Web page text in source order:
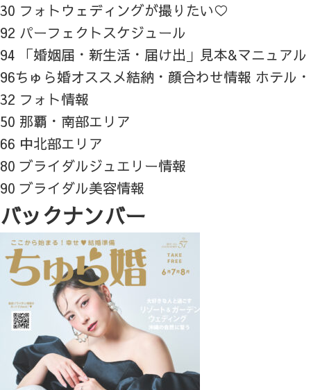
30 フォトウェディングが撮りたい♡
92 パーフェクトスケジュール
94 「婚姻届・新生活・届け出」見本&マニュアル
96ちゅら婚オススメ結納・顔合わせ情報 ホテル
32 フォト情報
50 那覇・南部エリア
66 中北部エリア
80 ブライダルジュエリー情報
90 ブライダル美容情報
バックナンバー